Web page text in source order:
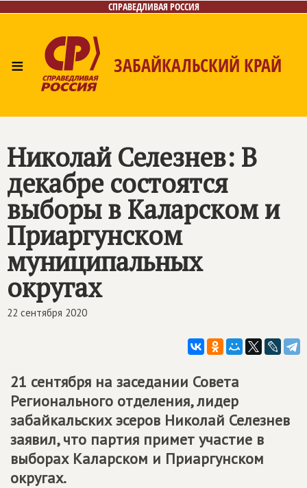
СПРАВЕДЛИВАЯ РОССИЯ
≡ ЗАБАЙКАЛЬСКИЙ КРАЙ
Контакты
Николай Селезнев: В
декабре состоятся
выборы в Каларском и
Приаргунском
муниципальных
округах
22 сентября 2020
21 сентября на заседании Совета
Регионального отделения, лидер
забайкальских эсеров Николай Селезнев
заявил, что партия примет участие в
выборах Каларском и Приаргунском
округах.